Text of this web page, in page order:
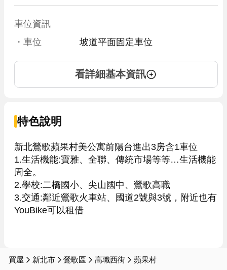
車位資訊
・車位
坡道平面固定車位
看詳細基本資訊
特色說明
新北鶯歌蘋果村美公寓前陽台進出3房含1車位
1.生活機能:寶雅、全聯、傳統市場等等…生活機能
周全。
2.學校:二橋國小、尖山國中、鶯歌高職
3.交通:鄰近鶯歌火車站、國道2號與3號，附近也有
YouBike可以租借
買屋 新北市 鶯歌區 高職西街 蘋果村